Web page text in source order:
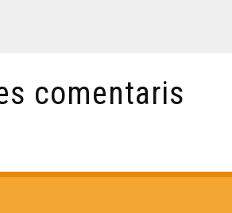
comentaris